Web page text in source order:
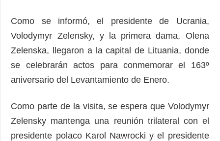
Como se informó, el presidente de Ucrania,
Volodymyr Zelensky, y la primera dama, Olena
Zelenska, llegaron a la capital de Lituania, donde
se celebrarán actos para conmemorar el 163º
aniversario del Levantamiento de Enero.
Como parte de la visita, se espera que Volodymyr
Zelensky mantenga una reunión trilateral con el
presidente polaco Karol Nawrocki y el presidente